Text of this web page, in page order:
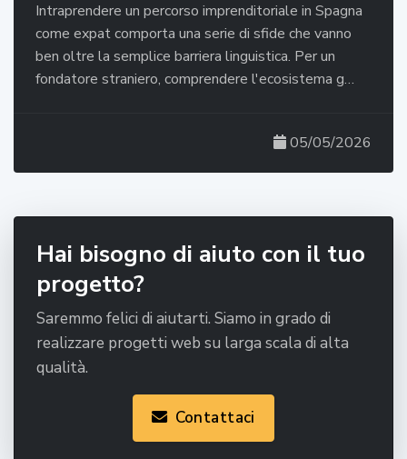
Intraprendere un percorso imprenditoriale in Spagna
come expat comporta una serie di sfide che vanno
ben oltre la semplice barriera linguistica. Per un
fondatore straniero, comprendere l'ecosistema g…
05/05/2026
Hai bisogno di aiuto con il tuo
progetto?
Saremmo felici di aiutarti. Siamo in grado di
realizzare progetti web su larga scala di alta
qualità.
Contattaci